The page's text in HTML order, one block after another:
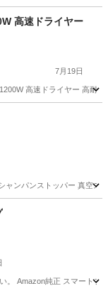
高速ドライヤー
7月19日
高速ドライヤー 高耐
ャンパンストッパー 真空
ケール
。 Amazon純正 スマート